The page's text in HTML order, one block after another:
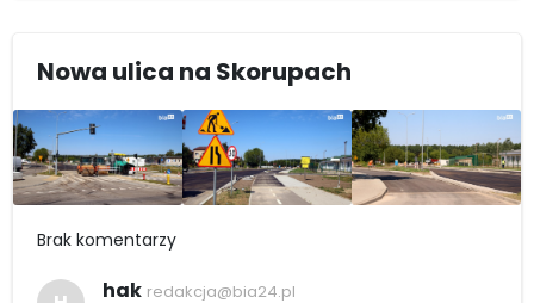
Nowa ulica na Skorupach
Brak komentarzy
hak redakcja@bia24.pl